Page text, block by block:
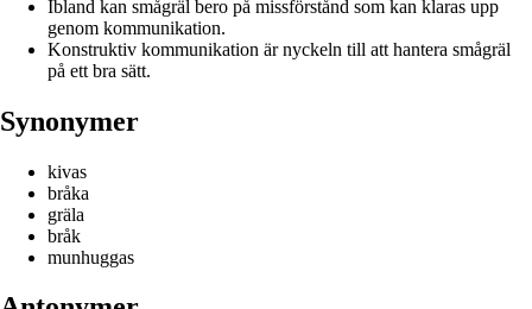
Ibland kan smågräl bero på missförstånd som kan klaras upp
genom kommunikation.
Konstruktiv kommunikation är nyckeln till att hantera smågräl
på ett bra sätt.
Synonymer
kivas
bråka
gräla
bråk
munhuggas